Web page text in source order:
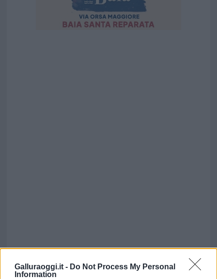
Galluraoggi.it - Do Not Process My Personal
Information